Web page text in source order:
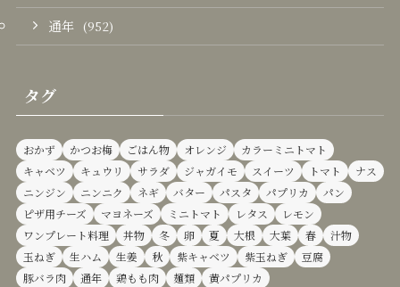
通年 (952)
タグ
おかず かつお梅 ごはん物 オレンジ
カラーミニトマト
キャベツ
キュウリ サラダ ジャガイモ スイーツ トマト
ナス
ニンジン
ニンニク ネギ バター パスタ パプリカ
パン
ピザ用チーズ
マヨネーズ ミニトマト レタス
レモン
ワンプレート料理
丼物 冬 卵 夏 大根 大葉 春
汁物
玉ねぎ
生ハム 生姜 秋 紫キャベツ 紫玉ねぎ
豆腐
豚バラ肉
通年 鶏もも肉 麺類 黄パプリカ